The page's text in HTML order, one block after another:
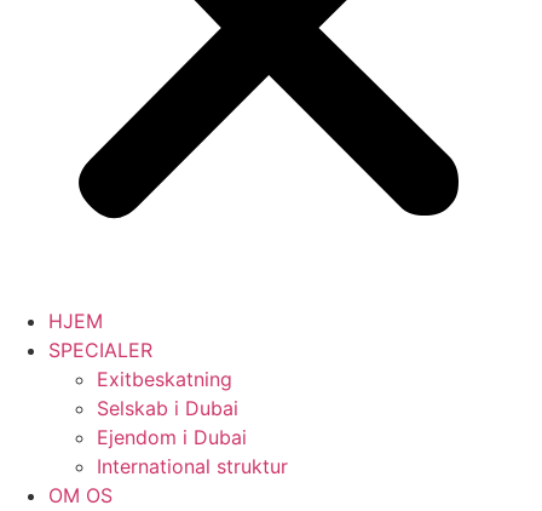
HJEM
SPECIALER
Exitbeskatning
Selskab i Dubai
Ejendom i Dubai
International struktur
OM OS